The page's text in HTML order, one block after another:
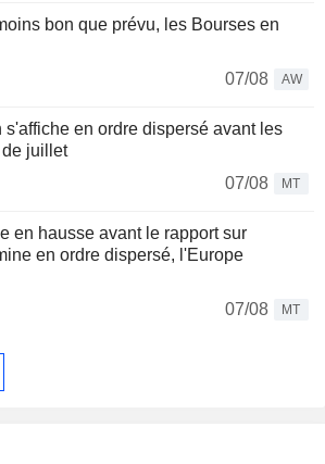
bon que prévu, les Bourses en
07/08
AW
s'affiche en ordre dispersé avant les
juillet
07/08
MT
en hausse avant le rapport sur
en ordre dispersé, l'Europe
07/08
MT